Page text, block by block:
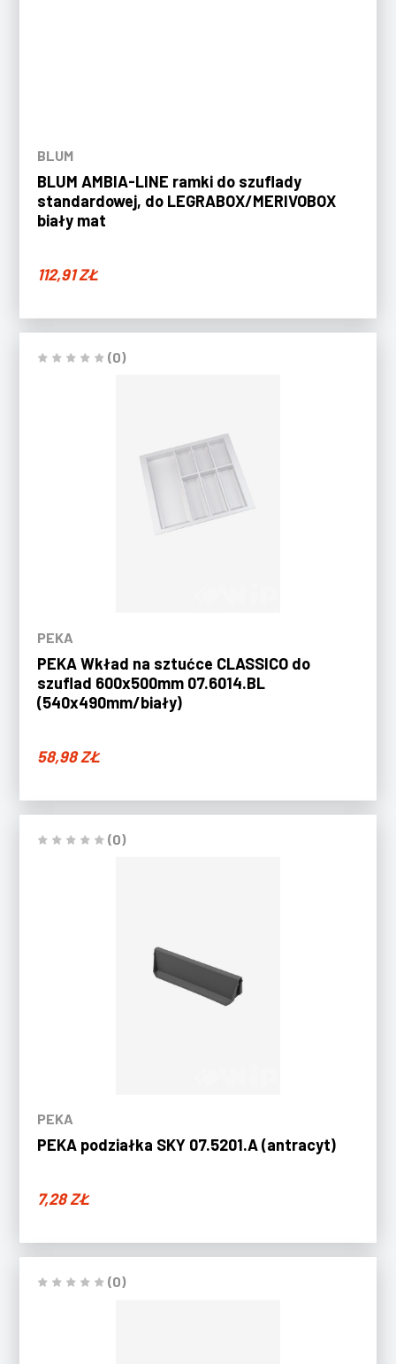
BLUM
BLUM AMBIA-LINE ramki do szuflady
standardowej, do LEGRABOX/MERIVOBOX
biały mat
112,91ZŁ
(0)
PEKA
PEKA Wkład na sztućce CLASSICO do
szuflad 600x500mm 07.6014.BL
(540x490mm/biały)
58,98ZŁ
(0)
PEKA
PEKA podziałka SKY 07.5201.A (antracyt)
7,28ZŁ
(0)